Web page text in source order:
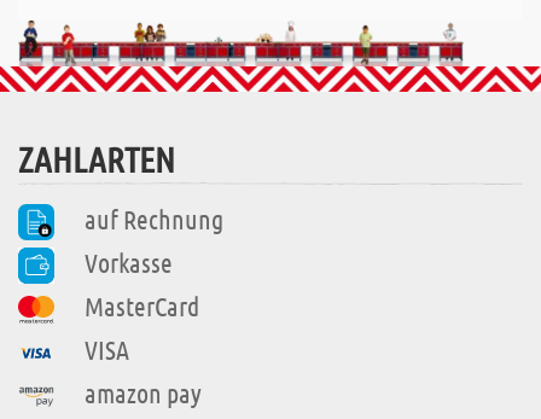
ZAHLARTEN
auf Rechnung
Vorkasse
MasterCard
VISA
amazon pay